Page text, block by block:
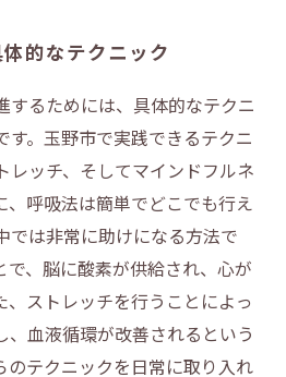
的なテクニック
するためには、具体的なテクニ
す。玉野市で実践できるテクニ
レッチ、そしてマインドフルネ
、呼吸法は簡単でどこでも行え
では非常に助けになる方法で
で、脳に酸素が供給され、心が
ストレッチを行うことによっ
、血液循環が改善されるという
のテクニックを日常に取り入れ